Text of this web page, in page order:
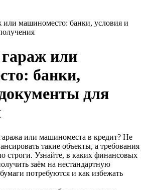
или машиноместо: банки, условия и
или
банки,
для
или машиноместа в кредит? Не
такие объекты, а требования
строги. Узнайте, в каких финансовых
заём на нестандартную
потребуются и как избежать